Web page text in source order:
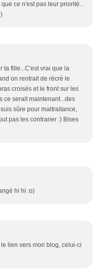
ce n'est pas leur priorité...
ta fille...C'est vrai que la
on rentrait de récré le
croisés et le front sur les
ce serait maintenant...des
sûre pour maltraitance,
pas les contrarier :) Bises
hi hi :o)
lien vers mon blog, celui-ci